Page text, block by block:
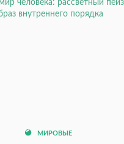
МИРОВЫЕ